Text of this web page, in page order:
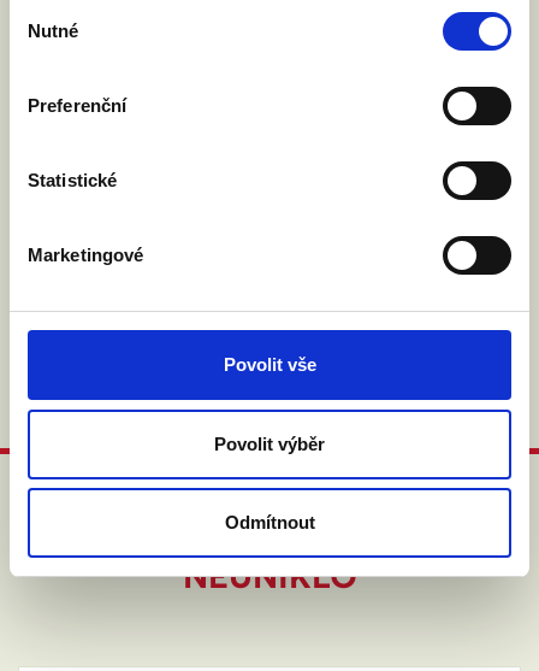
souhlasu
Nutné
Preferenční
Statistické
Marketingové
Povolit vše
Povolit výběr
Odmítnout
ABY VÁM O MANŽELSTVÍ NIC
NEUNIKLO